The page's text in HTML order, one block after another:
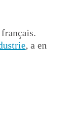
, a en